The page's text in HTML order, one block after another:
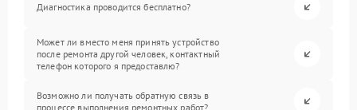
Диагностика проводится бесплатно?
Может ли вместо меня принять устройство
после ремонта другой человек, контактный
телефон которого я предоставлю?
Возможно ли получать обратную связь в
процессе выполнения ремонтных работ?